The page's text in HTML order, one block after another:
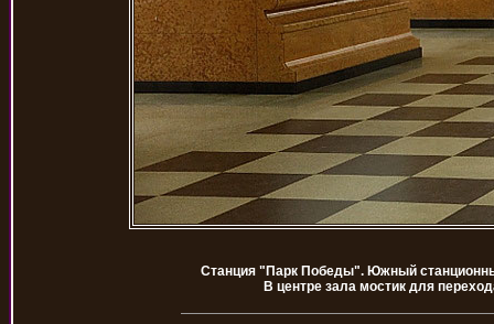
Станция "Парк Победы". Южный
В центре зала мостик для